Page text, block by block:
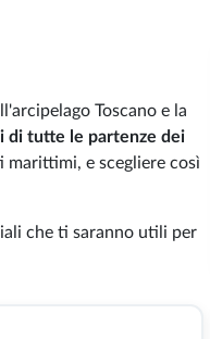
Toscano e la
di tutte le partenze dei
marittimi, e scegliere così
che ti saranno utili per